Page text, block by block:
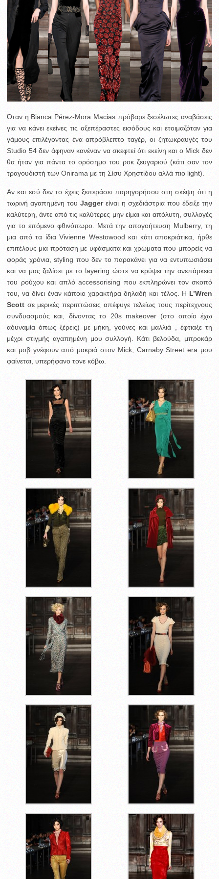
Όταν η Bianca Pérez-Mora Macias πρόβαρε ξεσέλωτες αναβάσεις
για να κάνει εκείνες τις αξεπέραστες εισόδους και ετοιμαζόταν για
γάμους επιλέγοντας ένα απρόβλεπτο ταγέρ, οι ζητωκραυγές του
Studio 54 δεν άφηναν κανέναν να σκεφτεί ότι εκείνη και ο Mick δεν
θα ήταν για πάντα το ορόσημο του ροκ ζευγαριού (κάτι σαν τον
τραγουδιστή των Onirama με τη Σίσυ Χρηστίδου αλλά πιο light).
Αν και εσύ δεν το έχεις ξεπεράσει παρηγορήσου στη σκέψη ότι η
τωρινή αγαπημένη τουJaggerείναι η σχεδιάστρια που έδειξε την
καλύτερη, άντε από τις καλύτερες μην είμαι και απόλυτη, συλλογές
για το επόμενο φθινόπωρο. Μετά την απογοήτευση Mulberry, τη
μια από τα ίδια Vivienne Westowood και κάτι αποκριάτικα, ήρθε
επιτέλους μια πρόταση με υφάσματα και χρώματα που μπορείς να
φοράς χρόνια, styling που δεν το παρακάνει για να εντυπωσιάσει
και να μας ζαλίσει με το layering ώστε να κρύψει την ανεπάρκεια
του ρούχου και απλό accessorising που εκπληρώνει τον σκοπό
του, να δίνει έναν κάποιο χαρακτήρα δηλαδή και τέλος. Η L’Wren
Scott σε μερικές περιπτώσεις απέφυγε τελείως τους περίτεχνους
συνδυασμούς και, δίνοντας το 20s makeover (στο οποίο έχω
αδυναμία όπως ξέρεις) με μήκη, γούνες και μαλλιά , έφτιαξε τη
μέχρι στιγμής αγαπημένη μου συλλογή. Κάτι βελούδα, μπροκάρ
και μοβ γνέφουν από μακριά στον Mick, Carnaby Street era μου
φαίνεται, υπερήφανο τονε κόβω.